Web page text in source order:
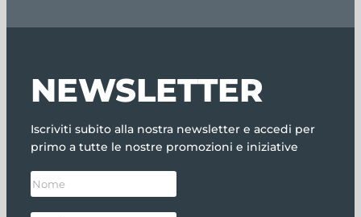
NEWSLETTER
Iscriviti subito alla nostra newsletter e accedi per
primo a tutte le nostre promozioni e iniziative